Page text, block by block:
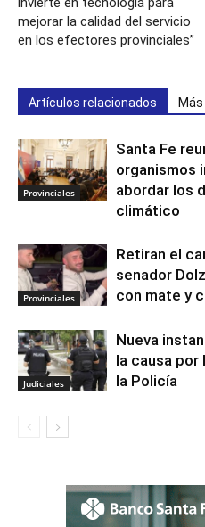
mejorar la calidad del servicio
en los efectores provinciales”
Artículos relacionados
Provinciales
Santa Fe
organismos
abordar los
climático
Provinciales
Retiran el
senador
con mate y
Judiciales
Nueva
la causa por
la Policía